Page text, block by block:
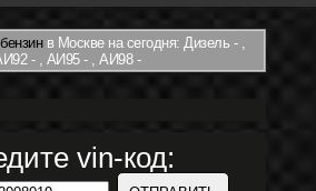
в Москве на сегодня: Дизель - ,
- , АИ95 - , АИ98 -
vin-код: